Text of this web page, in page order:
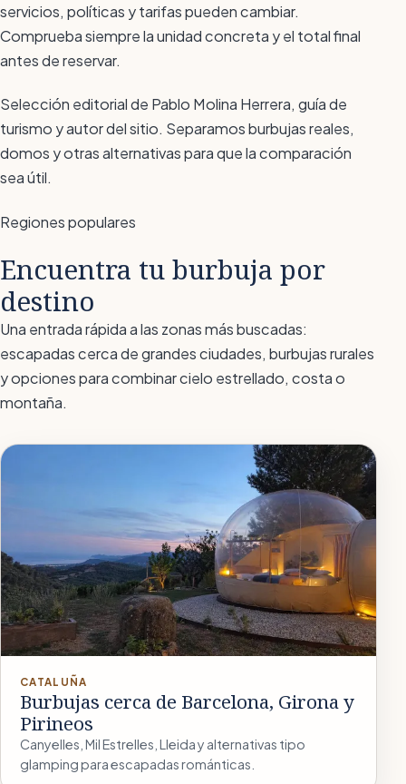
servicios, políticas y tarifas pueden cambiar.
Comprueba siempre la unidad concreta y el total final
antes de reservar.
Selección editorial de Pablo Molina Herrera, guía de
turismo y autor del sitio. Separamos burbujas reales,
domos y otras alternativas para que la comparación
sea útil.
Regiones populares
Encuentra tu burbuja por
destino
Una entrada rápida a las zonas más buscadas:
escapadas cerca de grandes ciudades, burbujas rurales
y opciones para combinar cielo estrellado, costa o
montaña.
CATALUÑA
Burbujas cerca de Barcelona, Girona y
Pirineos
Canyelles, Mil Estrelles, Lleida y alternativas tipo
glamping para escapadas románticas.